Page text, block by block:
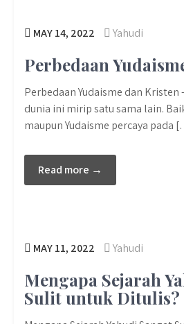
MAY 14, 2022 Yahudi
Perbedaan
Perbedaan Yudaisme dan Kristen
dunia ini mirip satu sama lain.
maupun Yudaisme percaya pada
Read more →
MAY 11, 2022 Yahudi
Mengapa Sejarah
Sulit untuk Ditulis?